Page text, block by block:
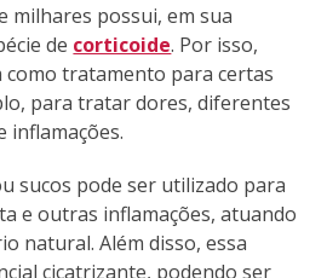
milhares possui, em sua
de corticoide. Por isso,
como tratamento para certas
para tratar dores, diferentes
inflamações.
sucos pode ser utilizado para
e outras inflamações, atuando
natural. Além disso, essa
cicatrizante, podendo ser